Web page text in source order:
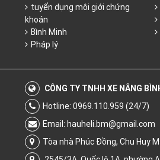
tuyển dụng môi giới chứng
khoán
Bình Minh
Pháp lý
CÔNG TY TNHH XE NÂNG
Hotline: 0969.110.959 (24/7)
Email: hauheli.bm@gmail.com
Tòa nhà Phúc Đồng, Chu Huy